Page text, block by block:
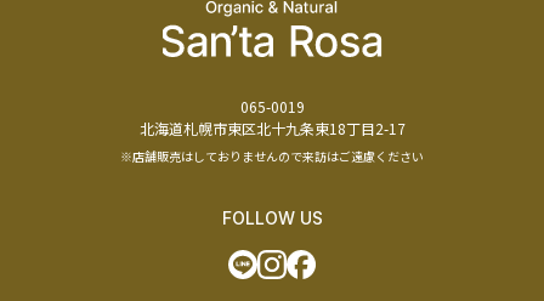
065-0019
北海道札幌市東区北十九条東18丁目2-17
※店舗販売はしておりませんので来訪はご遠慮ください
FOLLOW US